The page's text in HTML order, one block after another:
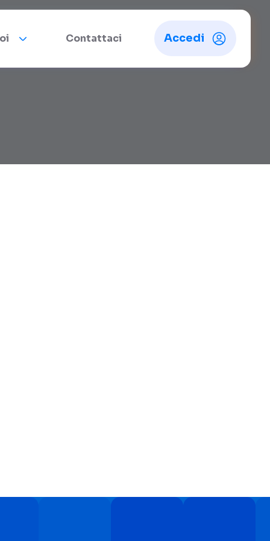
Contattaci Accedi